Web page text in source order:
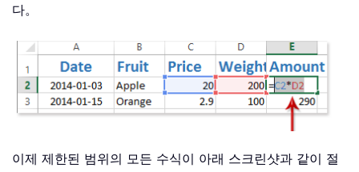
다。
이제 제한된 범위의 모든 수식이 아래 스크린샷과 같이 절